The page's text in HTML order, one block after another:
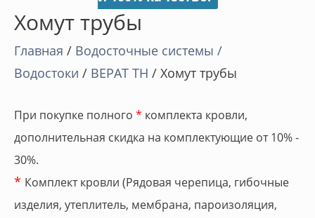
Хомут трубы
Главная / Водосточные системы /
Водостоки / ВЕРАТ ТН / Хомут трубы
При покупке полного * комплекта кровли,
дополнительная скидка на комплектующие от 10% -
30%.
* Комплект кровли (Рядовая черепица, гибочные
изделия, утеплитель, мембрана, пароизоляция,